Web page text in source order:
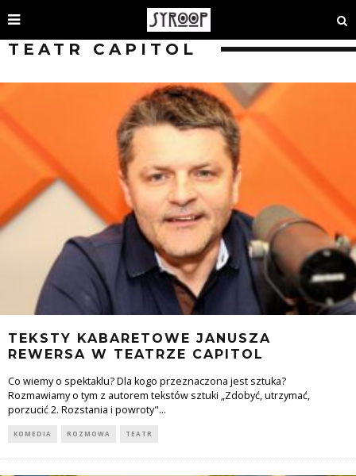
TEATR CAPITOL
TEKSTY KABARETOWE JANUSZA
REWERSA W TEATRZE CAPITOL
Co wiemy o spektaklu? Dla kogo przeznaczona jest sztuka?
Rozmawiamy o tym z autorem tekstów sztuki „Zdobyć, utrzymać,
porzucić 2. Rozstania i powroty"...
KOMEDIA ROZMOWA TEATR